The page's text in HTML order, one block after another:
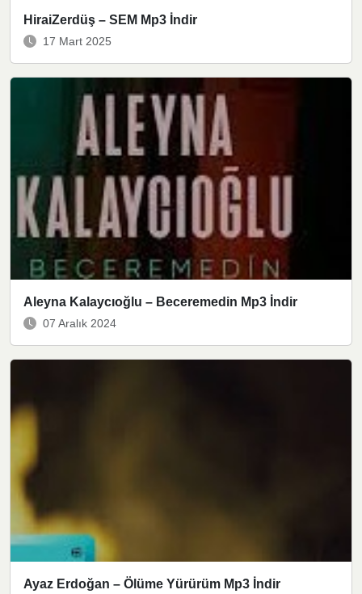
HiraiZerdüş – SEM Mp3 İndir
17 Mart 2025
Aleyna Kalaycıoğlu – Beceremedin Mp3 İndir
07 Aralık 2024
Ayaz Erdoğan – Ölüme Yürürüm Mp3 İndir